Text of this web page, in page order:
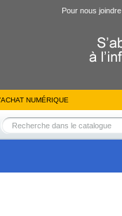
Pour nous joindre
NUMÉRIQUE